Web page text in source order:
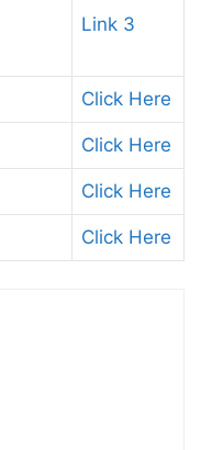
Link 3
Click Here
Click Here
Click Here
Click Here